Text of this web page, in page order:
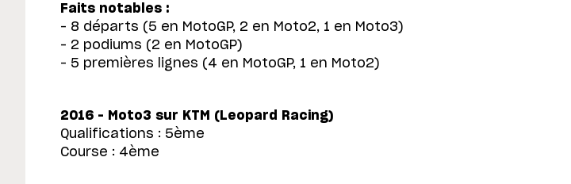
Faits notables :
– 8 départs (5 en MotoGP, 2 en Moto2, 1 en Moto3)
– 2 podiums (2 en MotoGP)
– 5 premières lignes (4 en MotoGP, 1 en Moto2)
2016 – Moto3 sur KTM (Leopard Racing)
Qualifications : 5ème
Course : 4ème